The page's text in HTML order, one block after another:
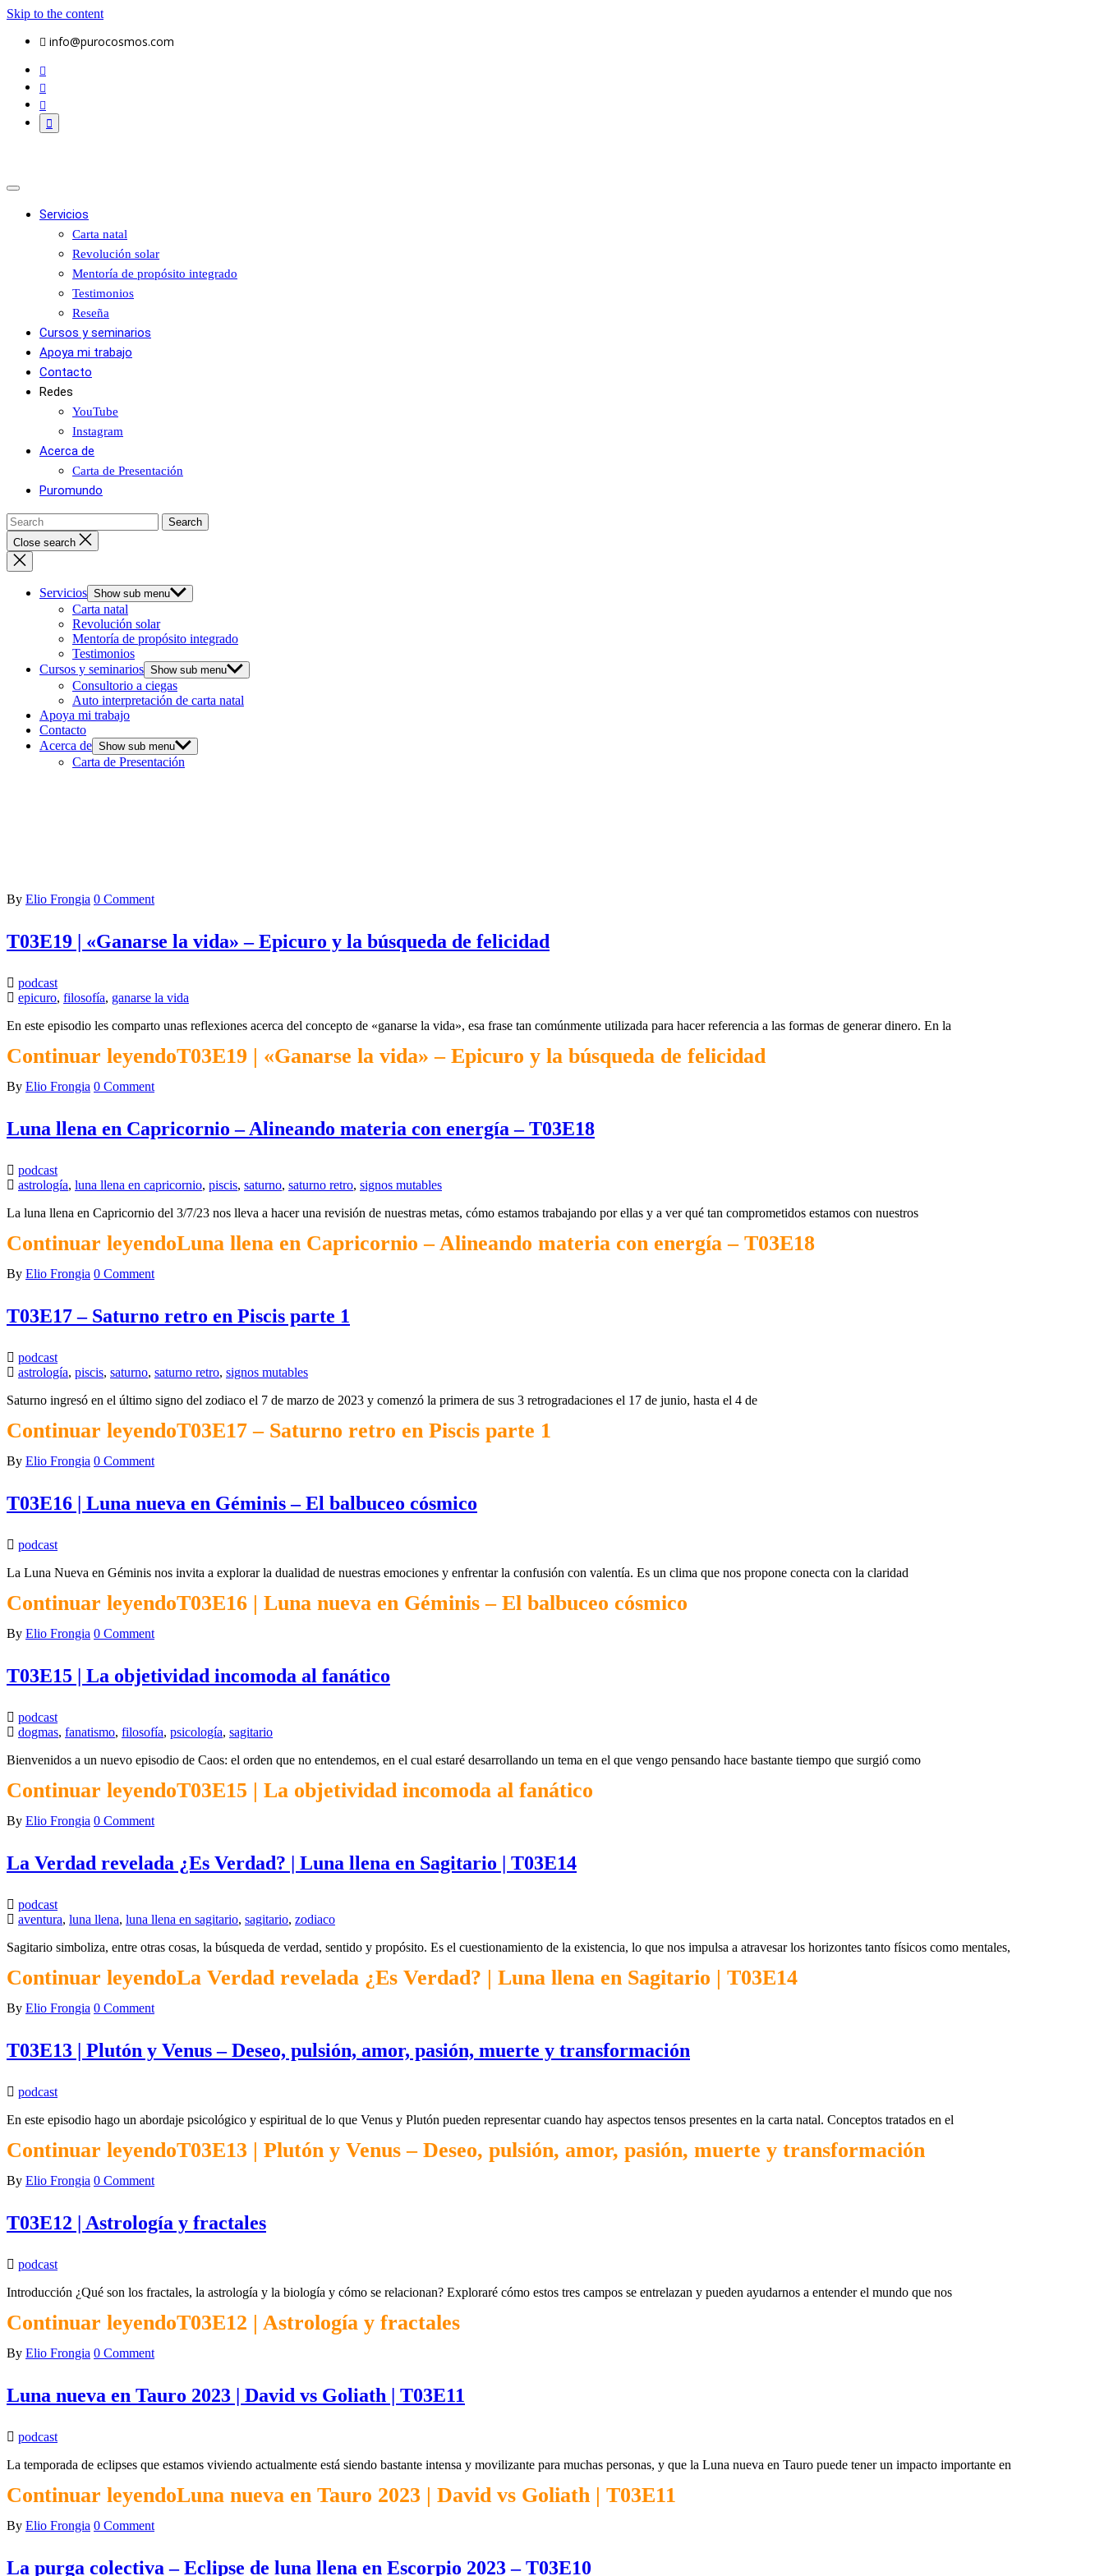
Skip to the content
info@purocosmos.com
Servicios
Carta natal
Revolución solar
Mentoría de propósito integrado
Testimonios
Reseña
Cursos y seminarios
Apoya mi trabajo
Contacto
Redes
YouTube
Instagram
Acerca de
Carta de Presentación
Puromundo
Close search
Servicios Show sub menu
Carta natal
Revolución solar
Mentoría de propósito integrado
Testimonios
Cursos y seminarios Show sub menu
Consultorio a ciegas
Auto interpretación de carta natal
Apoya mi trabajo
Contacto
Acerca de Show sub menu
Carta de Presentación
By Elio Frongia 0 Comment
T03E19 | «Ganarse la vida» – Epicuro y la búsqueda de felicidad
podcast
epicuro, filosofía, ganarse la vida
En este episodio les comparto unas reflexiones acerca del concepto de «ganarse la vida», esa frase tan comúnmente utilizada para hacer referencia a las formas de generar dinero. En la
Continuar leyendoT03E19 | «Ganarse la vida» – Epicuro y la búsqueda de felicidad
By Elio Frongia 0 Comment
Luna llena en Capricornio – Alineando materia con energía – T03E18
podcast
astrología, luna llena en capricornio, piscis, saturno, saturno retro, signos mutables
La luna llena en Capricornio del 3/7/23 nos lleva a hacer una revisión de nuestras metas, cómo estamos trabajando por ellas y a ver qué tan comprometidos estamos con nuestros
Continuar leyendoLuna llena en Capricornio – Alineando materia con energía – T03E18
By Elio Frongia 0 Comment
T03E17 – Saturno retro en Piscis parte 1
podcast
astrología, piscis, saturno, saturno retro, signos mutables
Saturno ingresó en el último signo del zodiaco el 7 de marzo de 2023 y comenzó la primera de sus 3 retrogradaciones el 17 de junio, hasta el 4 de
Continuar leyendoT03E17 – Saturno retro en Piscis parte 1
By Elio Frongia 0 Comment
T03E16 | Luna nueva en Géminis – El balbuceo cósmico
podcast
La Luna Nueva en Géminis nos invita a explorar la dualidad de nuestras emociones y enfrentar la confusión con valentía. Es un clima que nos propone conecta con la claridad
Continuar leyendoT03E16 | Luna nueva en Géminis – El balbuceo cósmico
By Elio Frongia 0 Comment
T03E15 | La objetividad incomoda al fanático
podcast
dogmas, fanatismo, filosofía, psicología, sagitario
Bienvenidos a un nuevo episodio de Caos: el orden que no entendemos, en el cual estaré desarrollando un tema en el que vengo pensando hace bastante tiempo que surgió como
Continuar leyendoT03E15 | La objetividad incomoda al fanático
By Elio Frongia 0 Comment
La Verdad revelada ¿Es Verdad? | Luna llena en Sagitario | T03E14
podcast
aventura, luna llena, luna llena en sagitario, sagitario, zodiaco
Sagitario simboliza, entre otras cosas, la búsqueda de verdad, sentido y propósito. Es el cuestionamiento de la existencia, lo que nos impulsa a atravesar los horizontes tanto físicos como mentales,
Continuar leyendoLa Verdad revelada ¿Es Verdad? | Luna llena en Sagitario | T03E14
By Elio Frongia 0 Comment
T03E13 | Plutón y Venus – Deseo, pulsión, amor, pasión, muerte y transformación
podcast
En este episodio hago un abordaje psicológico y espiritual de lo que Venus y Plutón pueden representar cuando hay aspectos tensos presentes en la carta natal. Conceptos tratados en el
Continuar leyendoT03E13 | Plutón y Venus – Deseo, pulsión, amor, pasión, muerte y transformación
By Elio Frongia 0 Comment
T03E12 | Astrología y fractales
podcast
Introducción ¿Qué son los fractales, la astrología y la biología y cómo se relacionan? Exploraré cómo estos tres campos se entrelazan y pueden ayudarnos a entender el mundo que nos
Continuar leyendoT03E12 | Astrología y fractales
By Elio Frongia 0 Comment
Luna nueva en Tauro 2023 | David vs Goliath | T03E11
podcast
La temporada de eclipses que estamos viviendo actualmente está siendo bastante intensa y movilizante para muchas personas, y que la Luna nueva en Tauro puede tener un impacto importante en
Continuar leyendoLuna nueva en Tauro 2023 | David vs Goliath | T03E11
By Elio Frongia 0 Comment
La purga colectiva – Eclipse de luna llena en Escorpio 2023 – T03E10